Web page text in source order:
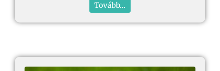
Tovább...